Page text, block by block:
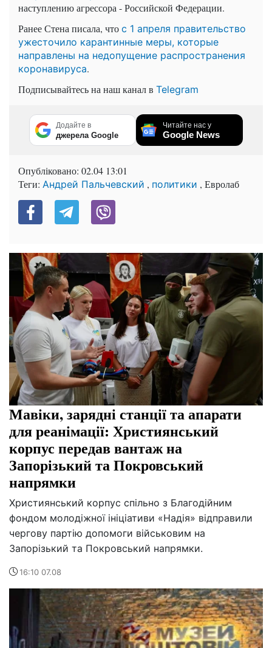
наступлению агрессора - Российской Федерации.
Ранее Стена писала, что с 1 апреля правительство
ужесточило карантинные меры, которые
направлены на недопущение распространения
коронавируса.
Подписывайтесь на наш канал в Telegram
Додайте в
джерела Google
Читайте нас у
Google News
Опубліковано: 02.04 13:01
Теги: Андрей Пальчевский , политики , Евролаб
Мавіки, зарядні станції та апарати
для реанімації: Християнський
корпус передав вантаж на
Запорізький та Покровський
напрямки
Християнський корпус спільно з Благодійним
фондом молодіжної ініціативи «Надія» відправили
чергову партію допомоги військовим на
Запорізький та Покровський напрямки.
16:10 07.08